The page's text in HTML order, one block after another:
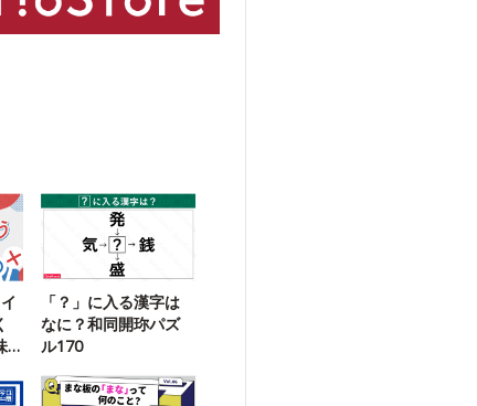
「？」に入る漢字は
なに？和同開珎パズ
ル170